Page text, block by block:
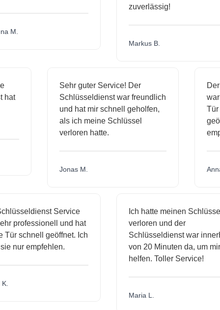
M.
zuverlässig!
Markus B.
hat
Sehr guter Service! Der
Schlüsseldienst war freundlich
und hat mir schnell geholfen,
als ich meine Schlüssel
verloren hatte.
Jonas M.
Service
professionell und hat
schnell geöffnet. Ich
nur empfehlen.
Ich hatte meinen Schlüssel
verloren und der
Schlüsseldienst war
von 20 Minuten da, um mir
helfen. Toller Service!
Maria L.